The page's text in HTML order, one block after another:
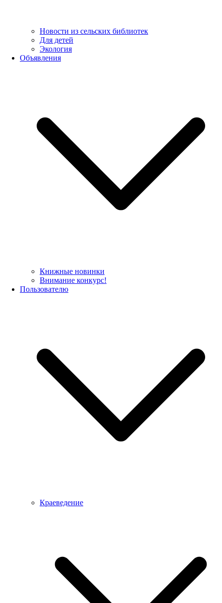
Новости из сельских библиотек
Для детей
Экология
Объявления
Книжные новинки
Внимание конкурс!
Пользователю
Краеведение